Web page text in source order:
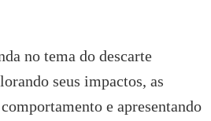
no tema do descarte
seus impactos, as
e apresentando